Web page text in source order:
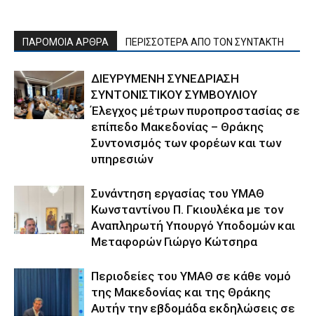
ΠΑΡΟΜΟΙΑ ΑΡΘΡΑ ΠΕΡΙΣΣΟΤΕΡΑ ΑΠΟ ΤΟΝ ΣΥΝΤΑΚΤΗ
ΔΙΕΥΡΥΜΕΝΗ ΣΥΝΕΔΡΙΑΣΗ
ΣΥΝΤΟΝΙΣΤΙΚΟΥ ΣΥΜΒΟΥΛΙΟΥ
Έλεγχος μέτρων πυροπροστασίας σε
επίπεδο Μακεδονίας – Θράκης
Συντονισμός των φορέων και των
υπηρεσιών
Συνάντηση εργασίας του ΥΜΑΘ
Κωνσταντίνου Π. Γκιουλέκα με τον
Αναπληρωτή Υπουργό Υποδομών και
Μεταφορών Γιώργο Κώτσηρα
Περιοδείες του ΥΜΑΘ σε κάθε νομό
της Μακεδονίας και της Θράκης
Αυτήν την εβδομάδα εκδηλώσεις σε